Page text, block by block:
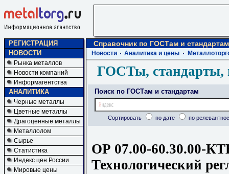
РЕГИСТРАЦИЯ
НОВОСТИ
Рынка металлов
Новости компаний
Информагентства
АНАЛИТИКА
Черные металлы
Цветные металлы
Драгоценные металлы
Металлолом
Сырье
Статистика
Индекс цен России
Мировые цены
Справочник по ГОСТам и стандартам
Новости Аналитика и цены
ГОСТы, стандарты,
Поиск по ГОСТам и стандартам
Сортировать по дате по
ОР 07.00-60.30.00-
Технологический